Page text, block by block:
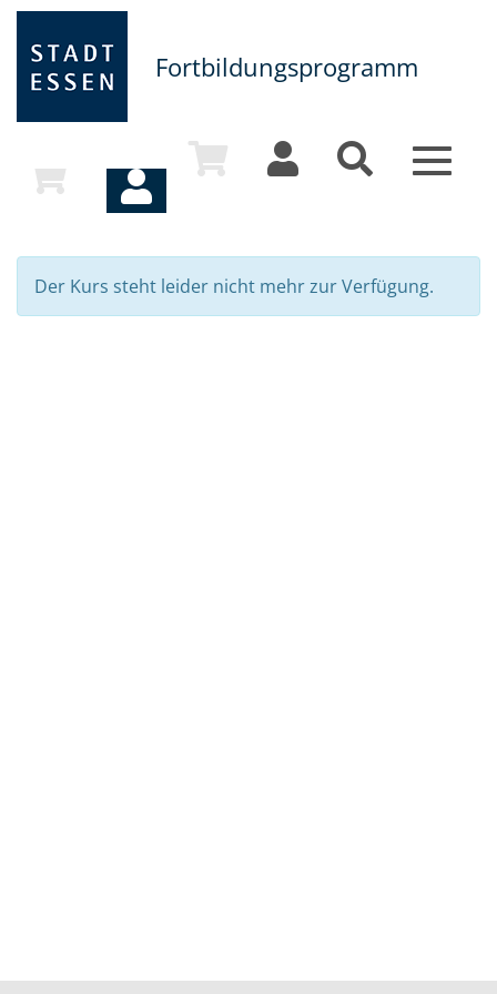
Fortbildungsprogramm
Toggle
Der Kurs steht leider nicht mehr zur Verfügung.